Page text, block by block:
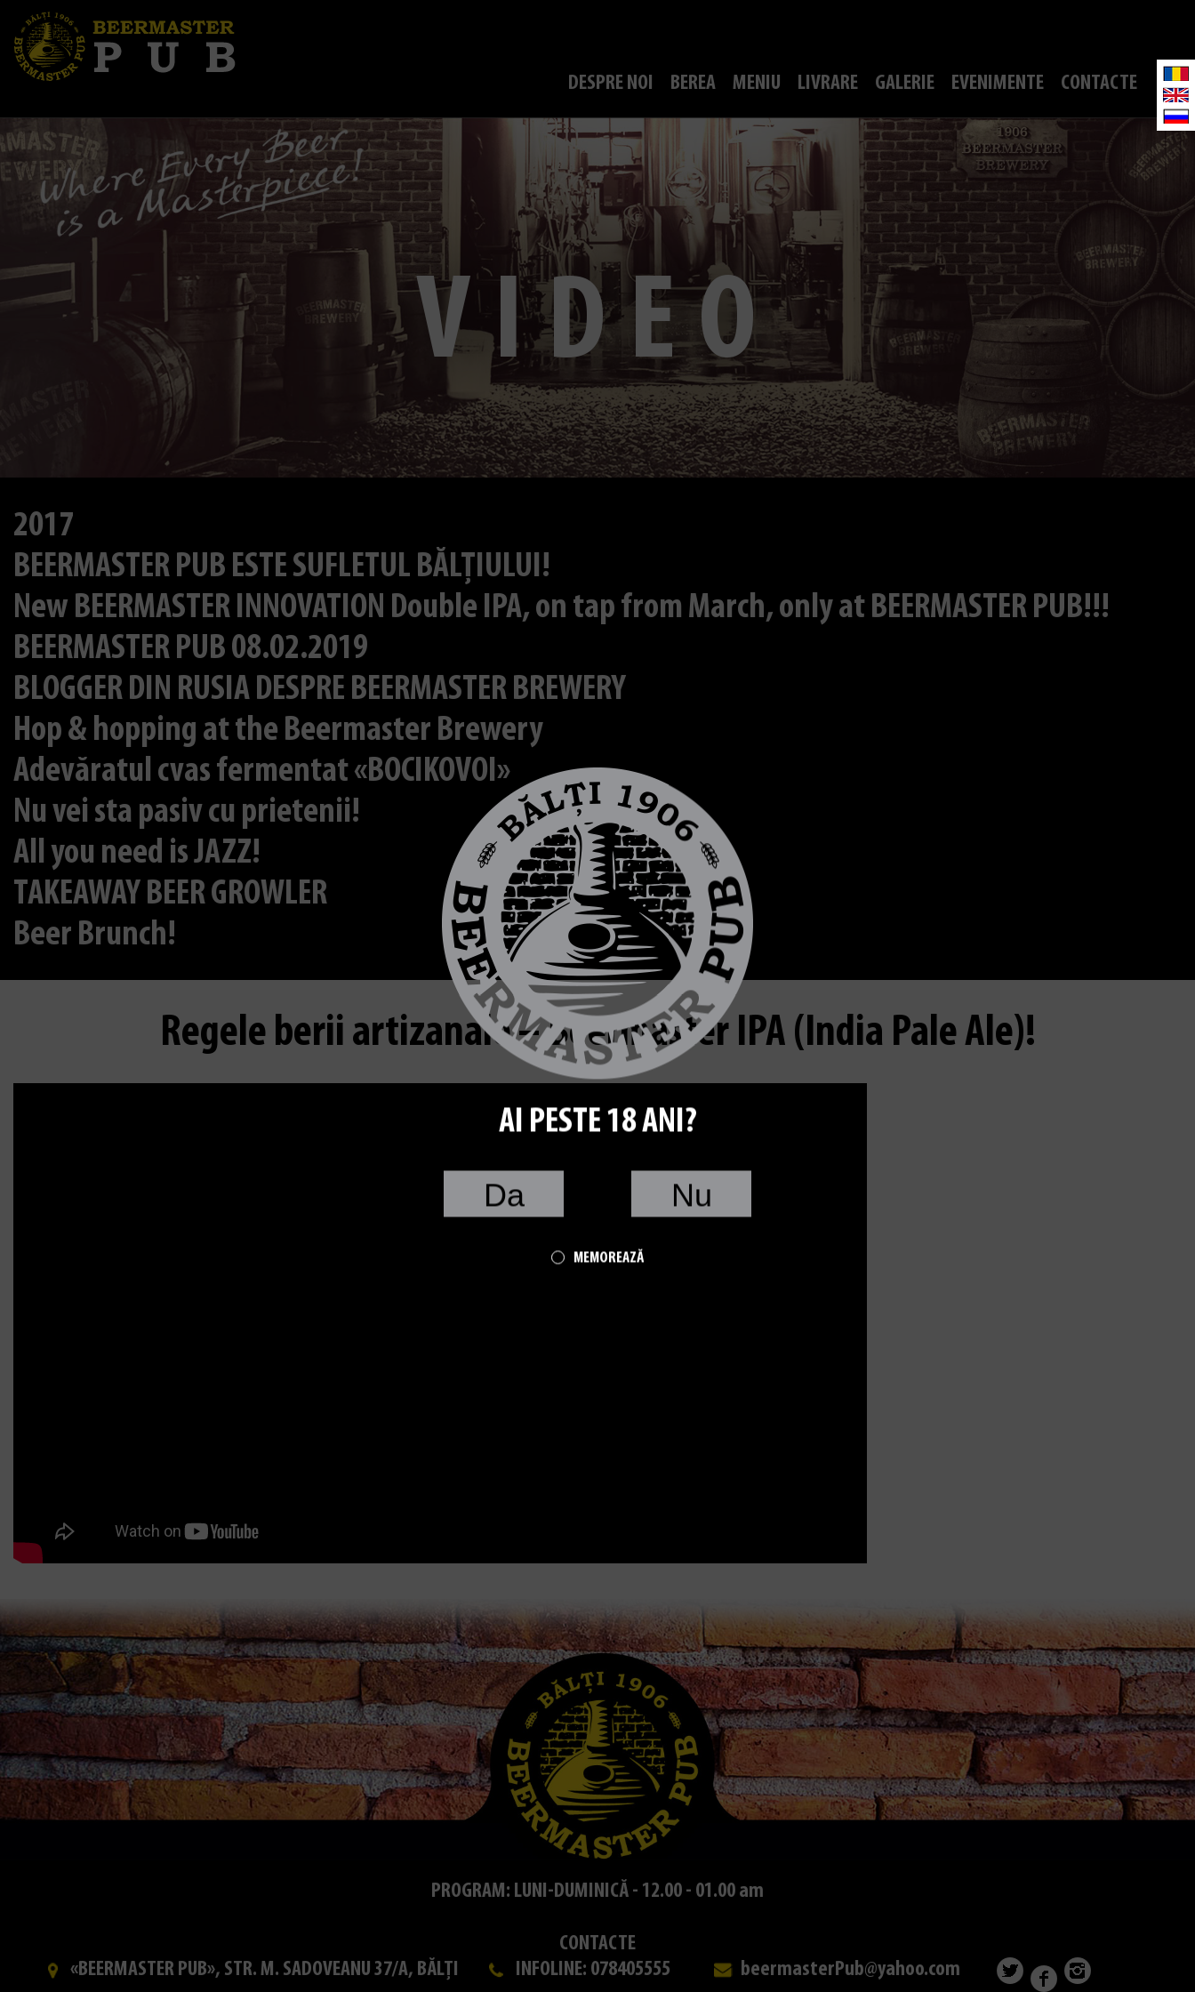
DESPRE NOI BEREA MENIU LIVRARE GALERIE EVENIMENTE CONTACTE
VIDEO
2017
BEERMASTER PUB ESTE SUFLETUL BĂLȚIULUI!
New BEERMASTER INNOVATION Double IPA, on tap from March, only at BEERMASTER PUB!!!
BEERMASTER PUB 08.02.2019
BLOGGER DIN RUSIA DESPRE BEERMASTER BREWERY
Hop & hopping at the Beermaster Brewery
Adevăratul cvas fermentat «BOCIKOVOI»
Nu vei sta pasiv cu prietenii!
All you need is JAZZ!
TAKEAWAY BEER GROWLER
Beer Brunch!
Regele berii artizanale – Beermaster IPA (India Pale Ale)!
PROGRAM: LUNI-DUMINICĂ - 12.00 - 01.00 am
CONTACTE
«BEERMASTER PUB», STR. M. SADOVEANU 37/A, BĂLȚI
INFOLINE: 078405555 beermasterPub@yahoo.com
AI PESTE 18 ANI?
Da Nu
MEMOREAZĂ